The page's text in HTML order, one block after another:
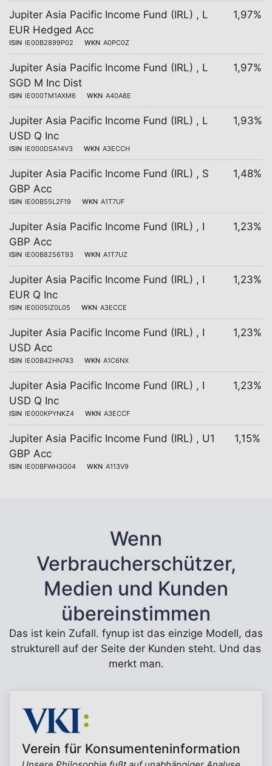
Jupiter Asia Pacific Income Fund (IRL) , L
EUR Hedged Acc
ISIN IE00B2899P02 WKN A0PC0Z
1,97%
Jupiter Asia Pacific Income Fund (IRL) , L
SGD M Inc Dist
ISIN IE000TM1AXM6 WKN A40A8E
1,97%
Jupiter Asia Pacific Income Fund (IRL) , L
USD Q Inc
ISIN IE000DSA14V3 WKN A3ECCH
1,93%
Jupiter Asia Pacific Income Fund (IRL) , S
GBP Acc
ISIN IE00B55L2F19 WKN A1T7UF
1,48%
Jupiter Asia Pacific Income Fund (IRL) , I
GBP Acc
ISIN IE00B8256T93 WKN A1T7UZ
1,23%
Jupiter Asia Pacific Income Fund (IRL) , I
EUR Q Inc
ISIN IE0005IZ0L05 WKN A3ECCE
1,23%
Jupiter Asia Pacific Income Fund (IRL) , I
USD Acc
ISIN IE00B42HN743 WKN A1C6NX
1,23%
Jupiter Asia Pacific Income Fund (IRL) , I
USD Q Inc
ISIN IE000KPYNKZ4 WKN A3ECCF
1,23%
Jupiter Asia Pacific Income Fund (IRL) , U1
GBP Acc
ISIN IE00BFWH3G04 WKN A113V9
1,15%
Wenn
Verbraucherschützer,
Medien und Kunden
übereinstimmen
Das ist kein Zufall. fynup ist das einzige Modell, das
strukturell auf der Seite der Kunden steht. Und das
merkt man.
Verein für Konsumenteninformation